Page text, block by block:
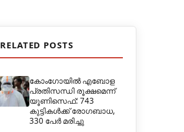
RELATED POSTS
കോംഗോയിൽ എബോള
പ്രതിസന്ധി രൂക്ഷമെന്ന്
യൂണിസെഫ്: 743
കുട്ടികൾക്ക് രോഗബാധ,
330 പേർ മരിച്ചു